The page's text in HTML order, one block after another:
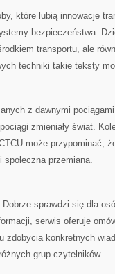
które lubią innowacje
bezpieczeństwa.
transportu, ale
techniki takie teksty
z dawnymi
zmieniały świat.
może przypominać,
przemiana.
Dobrze sprawdzi się dla
serwis oferuje
zdobycia konkretnych
grup czytelników.